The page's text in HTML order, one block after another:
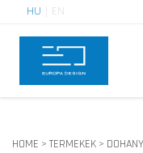
HU EN
HOME > TERMEKEK >